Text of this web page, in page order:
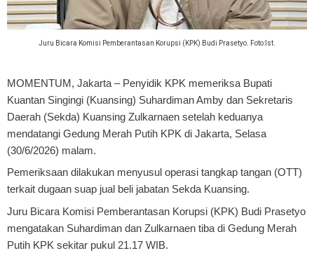
Juru Bicara Komisi Pemberantasan Korupsi (KPK) Budi Prasetyo. Foto:Ist.
MOMENTUM, Jakarta – Penyidik KPK memeriksa Bupati
Kuantan Singingi (Kuansing) Suhardiman Amby dan Sekretaris
Daerah (Sekda) Kuansing Zulkarnaen setelah keduanya
mendatangi Gedung Merah Putih KPK di Jakarta, Selasa
(30/6/2026) malam.
Pemeriksaan dilakukan menyusul operasi tangkap tangan (OTT)
terkait dugaan suap jual beli jabatan Sekda Kuansing.
Juru Bicara Komisi Pemberantasan Korupsi (KPK) Budi Prasetyo
mengatakan Suhardiman dan Zulkarnaen tiba di Gedung Merah
Putih KPK sekitar pukul 21.17 WIB.